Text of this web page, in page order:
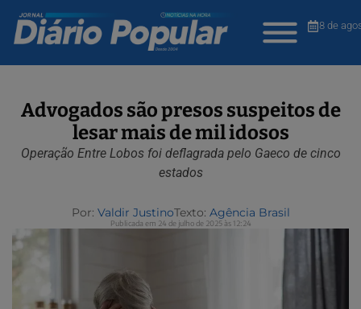
8 de
Advogados são presos suspeitos de
lesar mais de mil idosos
Operação Entre Lobos foi deflagrada pelo Gaeco de cinco
estados
Por: Valdir JustinoTexto: Agência Brasil
Publicada em 24 de julho de 2025 às 12:24